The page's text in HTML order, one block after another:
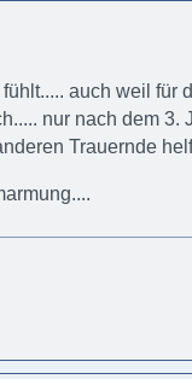
auch weil
nur nach dem
Trauernde